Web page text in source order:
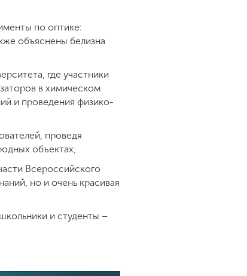
по оптике:
объяснены белизна
где участники
в химическом
и проведения физико-
проведя
объектах;
Всероссийского
но и очень красивая
и студенты –